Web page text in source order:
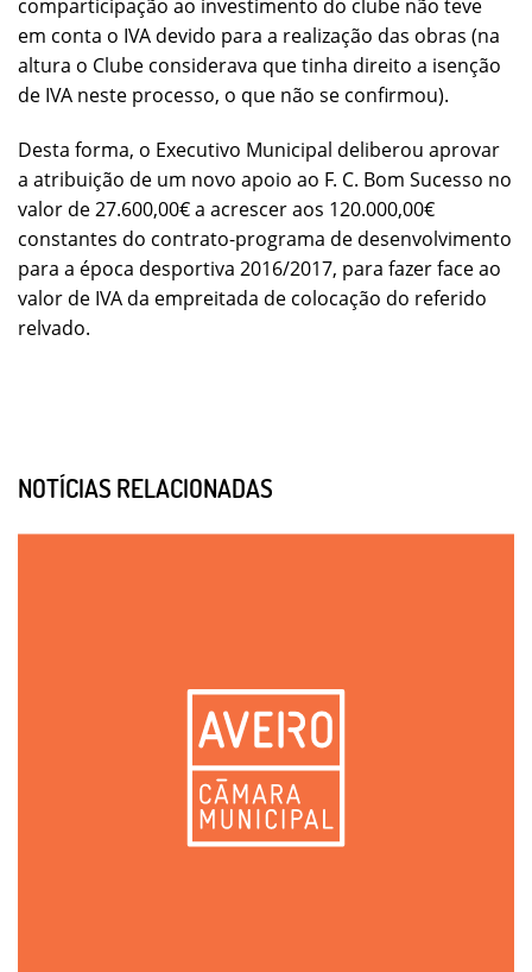
comparticipação ao investimento do clube não teve
em conta o IVA devido para a realização das obras (na
altura o Clube considerava que tinha direito a isenção
de IVA neste processo, o que não se confirmou).
Desta forma, o Executivo Municipal deliberou aprovar
a atribuição de um novo apoio ao F. C. Bom Sucesso no
valor de 27.600,00€ a acrescer aos 120.000,00€
constantes do contrato-programa de desenvolvimento
para a época desportiva 2016/2017, para fazer face ao
valor de IVA da empreitada de colocação do referido
relvado.
NOTÍCIAS RELACIONADAS